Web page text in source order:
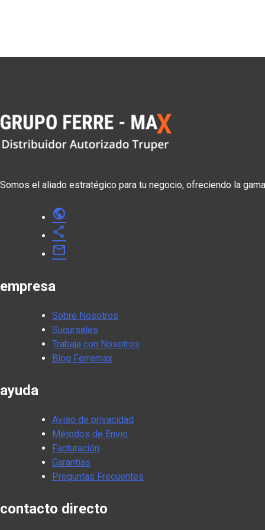
Somos el aliado estratégico para tu negocio, ofreciendo la
public
share
mail
empresa
Sobre Nosotros
Sucursales
Trabaja con Nosotros
Blog Ferremax
ayuda
Aviso de privacidad
Métodos de Envío
Facturación
Garantías
Preguntas Frecuentes
contacto directo